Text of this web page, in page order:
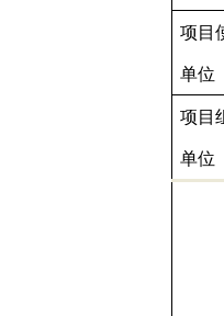
项目
单位
项目
单位